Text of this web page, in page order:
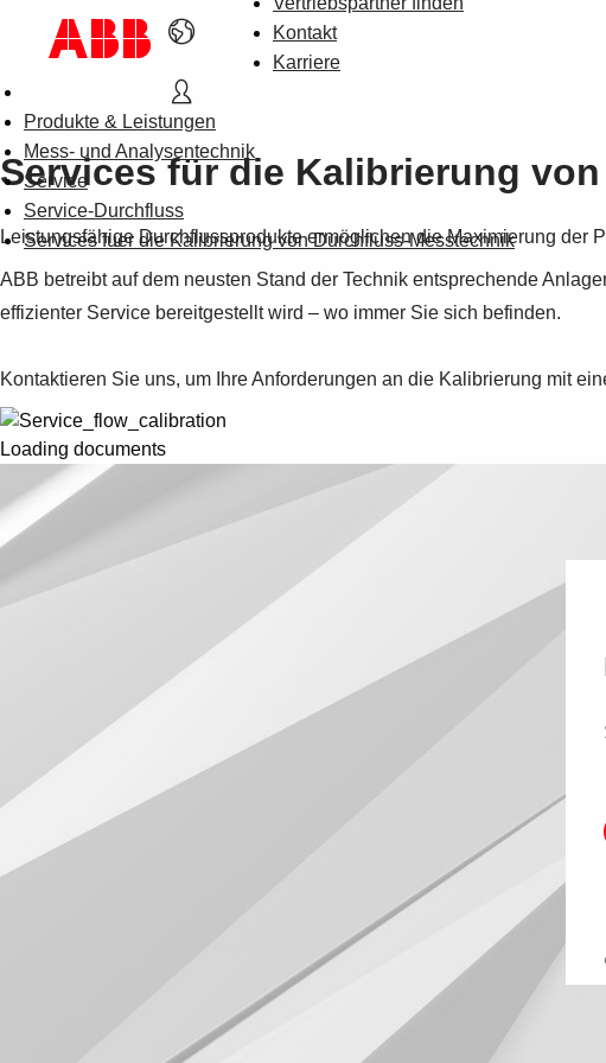
Kontakt
Karriere
Produkte & Leistungen
Mess- und Analysentechnik
Service
Service-Durchfluss
Services fuer die Kalibrierung von Durchfluss-Messtechnik
Services für die Kalibrierung
Leistungsfähige Durchflussprodukte ermöglichen die Maximierung der
ABB betreibt auf dem neusten Stand der Technik entsprechende
effizienter Service bereitgestellt wird – wo immer Sie sich befinden.
Kontaktieren Sie uns, um Ihre Anforderungen an die Kalibrierung mit
Loading documents